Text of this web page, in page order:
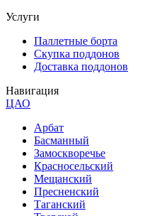
Услуги
Паллетные борта
Скупка поддонов
Доставка поддонов
Навигация
ЦАО
Арбат
Басманный
Замоскворечье
Красносельский
Мещанский
Пресненский
Таганский